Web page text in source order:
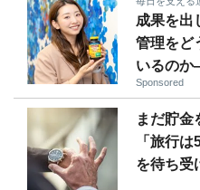
成果を出
管理をど
いるの
Sponsored
まだ貯金
「旅行
を待ち受